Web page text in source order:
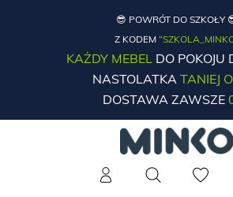
😎 POWRÓT DO SZKOŁY
Z KODEM
KAŻDY MEBELDO POKOJU
NASTOLATKATANIEJ
DOSTAWA ZAWSZE